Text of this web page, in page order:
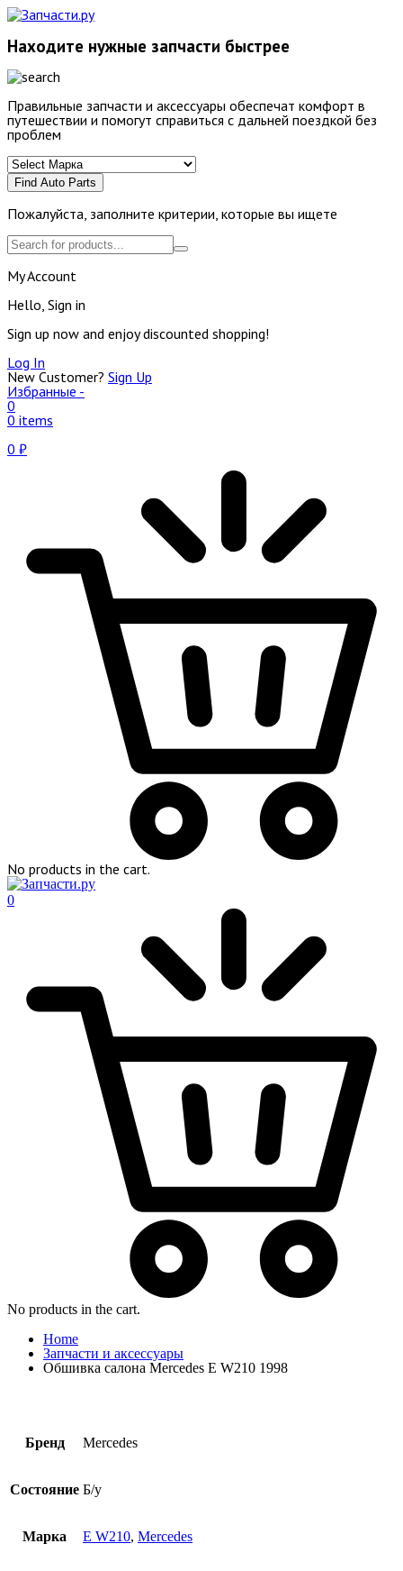
Находите нужные запчасти быстрее
Правильные запчасти и аксессуары обеспечат комфорт в
путешествии и помогут справиться с дальней поездкой без
проблем
Find Auto Parts
Пожалуйста, заполните критерии, которые вы ищете
My Account
Hello, Sign in
Sign up now and enjoy discounted shopping!
Log In
New Customer? Sign Up
Избранные -
0
0 items
0 ₽
No products in the cart.
0
No products in the cart.
Home
Запчасти и аксессуары
Обшивка салона Mercedes E W210 1998
Бренд Mercedes
Состояние Б/у
Марка E W210, Mercedes